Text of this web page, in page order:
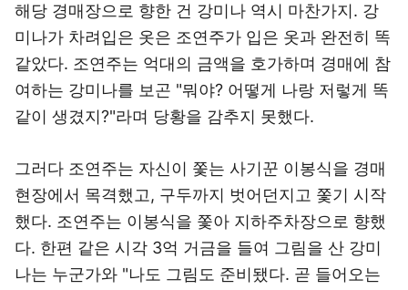
해당 경매장으로 향한 건 강미나 역시 마찬가지. 강
미나가 차려입은 옷은 조연주가 입은 옷과 완전히 똑
같았다. 조연주는 억대의 금액을 호가하며 경매에 참
여하는 강미나를 보곤 "뭐야? 어떻게 나랑 저렇게 똑
같이 생겼지?"라며 당황을 감추지 못했다.
그러다 조연주는 자신이 쫓는 사기꾼 이봉식을 경매
현장에서 목격했고, 구두까지 벗어던지고 쫓기 시작
했다. 조연주는 이봉식을 쫓아 지하주차장으로 향했
다. 한편 같은 시각 3억 거금을 들여 그림을 산 강미
나는 누군가와 "나도 그림도 준비됐다. 곧 들어오는